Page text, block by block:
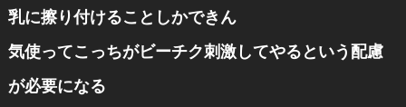
乳に擦り付けることしかできん
気使ってこっちがビーチク刺激してやるという配慮
が必要になる